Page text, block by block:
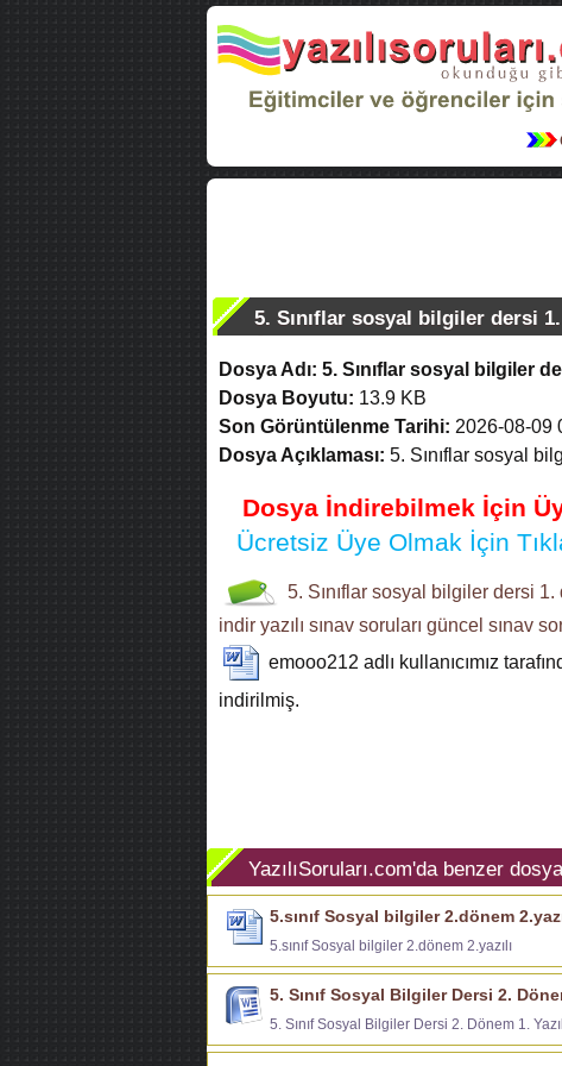
5. Sınıflar sosyal bilgiler dersi
Dosya Adı: 5. Sınıflar sosyal bilgiler
Dosya Boyutu: 13.9 KB
Son Görüntülenme Tarihi: 2026-08-09
Dosya Açıklaması: 5. Sınıflar sosyal
Dosya İndirebilmek İçin
Ücretsiz Üye Olmak İçin
5. Sınıflar sosyal bilgiler dersi 1.
indir yazılı sınav soruları güncel sınav
emooo212 adlı kullanıcımız
indirilmiş.
YazılıSoruları.com'da benzer
5.sınıf Sosyal bilgiler 2.dönem
5.sınıf Sosyal bilgiler 2.dönem 2.yazılı
5. Sınıf Sosyal Bilgiler Dersi 2.
5. Sınıf Sosyal Bilgiler Dersi 2. Dönem 1.